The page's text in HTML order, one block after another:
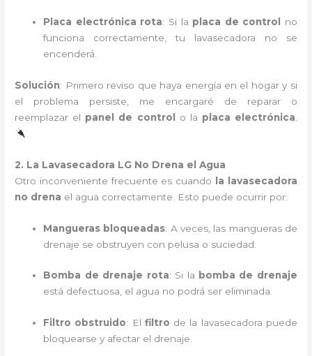
Placa electrónica rota: Si la placa de control
no
funciona correctamente, tu lavasecadora no se
encenderá.
Solución: Primero reviso que haya energía en el hogar y si
el problema persiste, me encargaré de reparar o
reemplazar el panel de control o la placa electrónica
2. La Lavasecadora LG No Drena el Agua
Otro inconveniente frecuente es cuando
la lavasecadora
no drena el agua correctamente. Esto puede ocurrir por:
Mangueras bloqueadas: A veces, las mangueras de
drenaje se obstruyen con pelusa o suciedad.
Bomba de drenaje rota: Si la bomba de drenaje
está defectuosa, el agua no podrá ser eliminada.
Filtro obstruido: El filtro de la lavasecadora puede
bloquearse y afectar el drenaje.